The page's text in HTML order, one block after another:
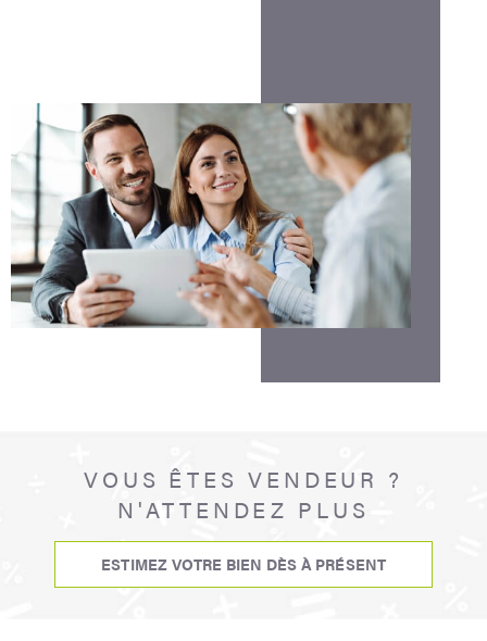
VOUS ÊTES VENDEUR ?
N'ATTENDEZ PLUS
ESTIMEZ VOTRE BIEN DÈS À PRÉSENT